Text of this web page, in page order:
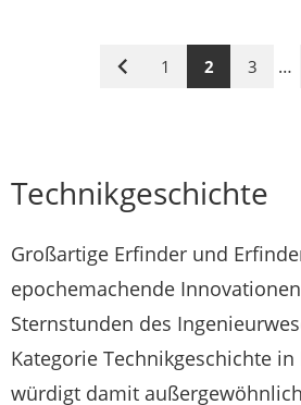
Vorige
1 2 3 …
Technikgeschichte
Großartige Erfinder und
epochemachende
Sternstunden des
Kategorie Technikgeschichte
würdigt damit